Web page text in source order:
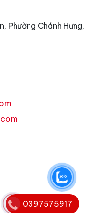
Phường Chánh Hưng,
0397575917